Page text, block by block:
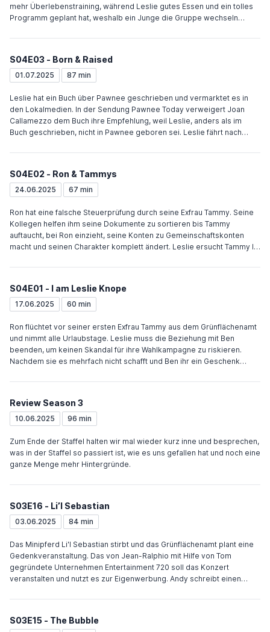
mehr Überlebenstraining, während Leslie gutes Essen und ein tolles
Programm geplant hat, weshalb ein Junge die Gruppe wechseln
ungerecht sei und fordern ein Forum. Nach dem Forum treten alle
alleine. Um ihn aufzubauen, organisiert Leslie für das nächste
Wochenende eine gemischte Gruppe für ein luxusfreies Camping. Tom
niedergeschlagen wirkt, überredet Donna Tom ihn mitzunehmen. Ben
fällt es schwer, sich zu entspannen. Schließlich gönnt er sich ein
Batman -Kostüm. Jerry lädt Chris zu einem Essen mit seiner hübschen
Tochter ein. Anschließend beginnen die beiden zu daten.
S04E03 - Born & Raised
01.07.2025 87 min
Leslie hat ein Buch über Pawnee geschrieben und vermarktet es in
den Lokalmedien. In der Sendung Pawnee Today verweigert Joan
Callamezzo dem Buch ihre Empfehlung, weil Leslie, anders als im
Buch geschrieben, nicht in Pawnee geboren sei. Leslie fährt nach
erfährt jedoch, dass sie in Eagleton geboren wurde, was ihre Mutter
überzeugen Leslies Buch doch noch ihre Empfehlung zu geben. Sie
steht kurz vor ihrer Scheidung und betrinkt sich dermaßen, dass Tom
Leslie in ihrer Show die Wahrheit über ihren Geburtsort. Ann versucht,
mit Ron und April ein normales Gespräch zu führen, scheitert zunächst,
erreicht ihr Ziel schließlich mit einer ekligen Patientengeschichte.
S04E02 - Ron & Tammys
24.06.2025 67 min
Ron hat eine falsche Steuerprüfung durch seine Exfrau Tammy. Seine
Kollegen helfen ihm seine Dokumente zu sortieren bis Tammy
auftaucht, bei Ron einzieht, seine Konten zu Gemeinschaftskonten
macht und seinen Charakter komplett ändert. Leslie ersucht Tammy II
und Rons Mutter um seine Zukunft am Ende ist, kommt Ron wieder zu
Hause. Ben wird von Tom dazu gebracht, sich die Finanzen von
Entertainment 720 anzuschauen. Als er Tom sagt, dass sie ihre
müssen, wird er weggeschickt. Nachdem andere Buchhalten
dasselbe sagen, entschuldigt sich Tom bei Ben. Ann dreht mit Chris
ein Diabetes-Präventions-Video. Er treibt sie in den Wahnsinn, weil er
mit keinem Ergebnis zufrieden ist und auf hunderte Drehs besteht.
S04E01 - I am Leslie Knope
17.06.2025 60 min
Ron flüchtet vor seiner ersten Exfrau Tammy aus dem Grünflächenamt
und nimmt alle Urlaubstage. Leslie muss die Beziehung mit Ben
beenden, um keinen Skandal für ihre Wahlkampagne zu riskieren.
Nachdem sie es mehrfach nicht schafft und Ben ihr ein Geschenk
sehen beide ein, dass sie nicht vor ihren Problemen weglaufen
beenden will, stellt sich heraus, dass Ben dies schon weiß und sein
Geschenk ein Wahlbutton ist. Sie erklärt schließlich offiziell ihre
dieser lehnt ab. Um Leslie während ihres Wahlkampfes zu entlasten,
stellt Ron ihn als ihr Assistent ein. Alle Frauen im Amt haben ein Dickpic
erhalten. Es stellt sich heraus, dass es von Sewage Joe stammt. Ann
Penisfotos von allen Männern des Amts.
Review Season 3
10.06.2025 96 min
Zum Ende der Staffel halten wir mal wieder kurz inne und besprechen,
was in der Staffel so passiert ist, wie es uns gefallen hat und noch eine
ganze Menge mehr Hintergründe.
S03E16 - Li’l Sebastian
03.06.2025 84 min
Das Minipferd Li'l Sebastian stirbt und das Grünflächenamt plant eine
Gedenkveranstaltung. Das von Jean-Ralphio mit Hilfe von Tom
gegründete Unternehmen Entertainment 720 soll das Konzert
veranstalten und nutzt es zur Eigenwerbung. Andy schreibt einen
dass Leslie und Ben daten. Bei den Vorbereitungen zum Konzert sieht
Tages frei geben, was zu hektischen Planänderungen beim Konzert
S03E15 - The Bubble